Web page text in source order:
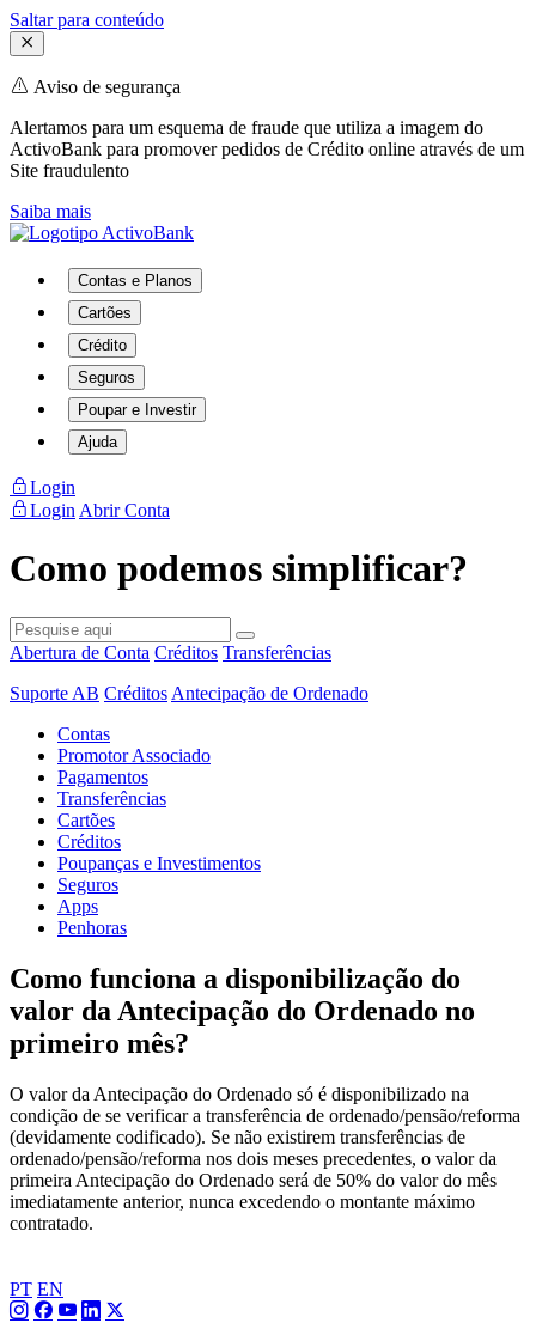
Saltar para conteúdo
Aviso de segurança
Alertamos para um esquema de fraude que utiliza a imagem do
ActivoBank para promover pedidos de Crédito online através de um
Site fraudulento
Saiba mais
Contas e Planos
Cartões
Crédito
Seguros
Poupar e Investir
Ajuda
Login
Login Abrir Conta
Como podemos simplificar?
Abertura de Conta Créditos Transferências
Suporte AB Créditos Antecipação de Ordenado
Contas
Promotor Associado
Pagamentos
Transferências
Cartões
Créditos
Poupanças e Investimentos
Seguros
Apps
Penhoras
Como funciona a disponibilização do
valor da Antecipação do Ordenado no
primeiro mês?
O valor da Antecipação do Ordenado só é disponibilizado na
condição de se verificar a transferência de ordenado/pensão/reforma
(devidamente codificado). Se não existirem transferências de
ordenado/pensão/reforma nos dois meses precedentes, o valor da
primeira Antecipação do Ordenado será de 50% do valor do mês
imediatamente anterior, nunca excedendo o montante máximo
contratado.
PT EN